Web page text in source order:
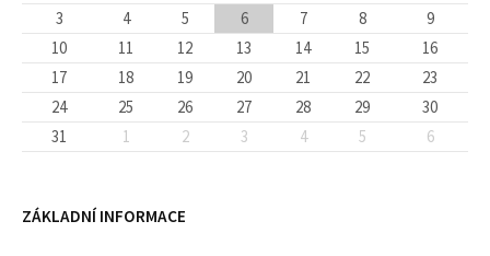
3
4 5 6 7 8
9
10
11 12 13 14 15
16
17
18 19 20 21 22
23
24
25 26 27 28 29
30
31
1 2 3 4 5 6
ZÁKLADNÍ INFORMACE